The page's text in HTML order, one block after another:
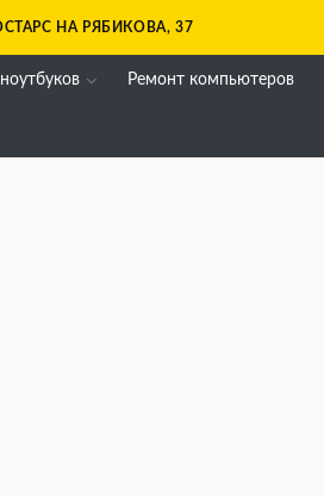
НА РЯБИКОВА, 37
Ремонт компьютеров